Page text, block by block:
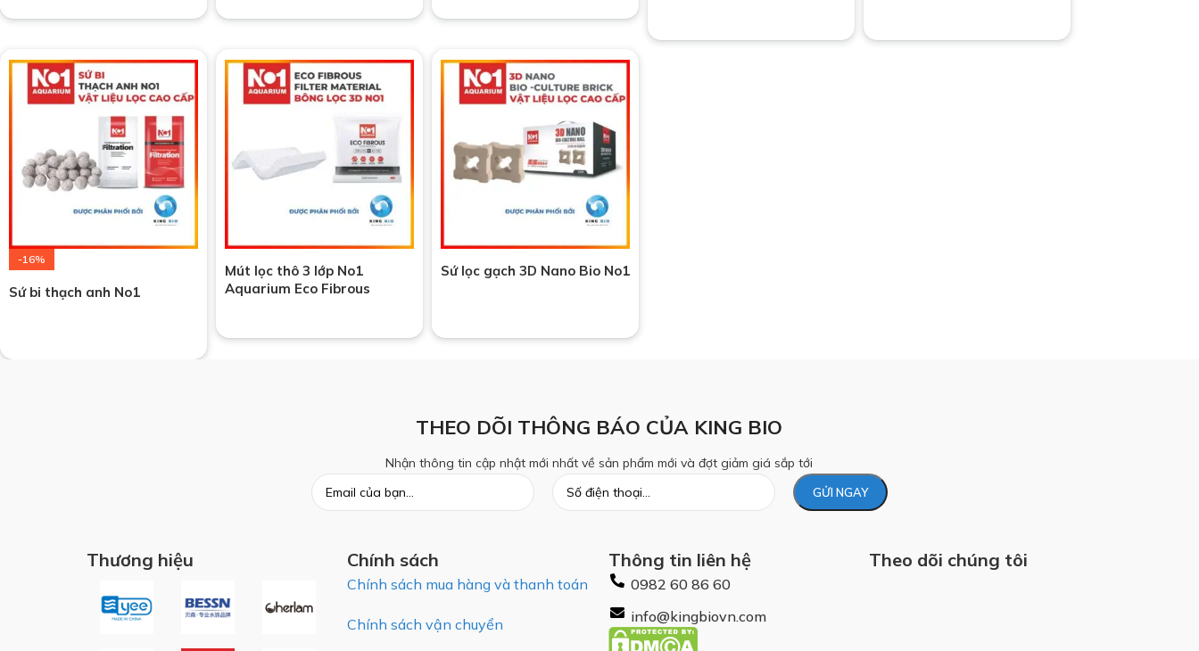
-16%
Sứ bi thạch anh No1
Mút lọc thô 3 lớp No1
Aquarium Eco Fibrous
Sứ lọc gạch 3D Nano Bio No1
THEO DÕI THÔNG BÁO CỦA KING BIO
Nhận thông tin cập nhật mới nhất về sản phẩm mới và đợt giảm giá sắp tới
Thương hiệu Chính sách
Chính sách mua hàng và thanh toán
Chính sách vận chuyển
Thông tin liên hệ
0982 60 86 60
info@kingbiovn.com
Theo dõi chúng tôi